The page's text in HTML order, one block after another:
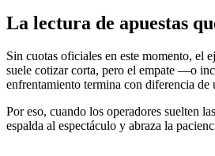
La lectura de apuestas
Sin cuotas oficiales en este momento, el
suele cotizar corta, pero el empate —o
enfrentamiento termina con diferencia
Por eso, cuando los operadores suelten
espalda al espectáculo y abraza la